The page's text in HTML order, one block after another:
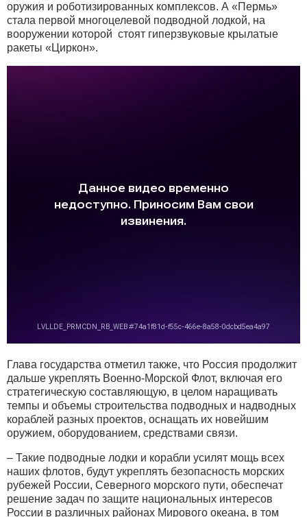
оружия и роботизированных комплексов. А «Пермь»
стала первой многоцелевой подводной лодкой, на
вооружении которой стоят гиперзвуковые крылатые
ракеты «Циркон».
Глава государства отметил также, что Россия продолжит
дальше укреплять Военно-Морской Флот, включая его
стратегическую составляющую, в целом наращивать
темпы и объемы строительства подводных и надводных
кораблей разных проектов, оснащать их новейшим
оружием, оборудованием, средствами связи.
– Такие подводные лодки и корабли усилят мощь всех
наших флотов, будут укреплять безопасность морских
рубежей России, Северного морского пути, обеспечат
решение задач по защите национальных интересов
России в различных районах Мирового океана, в том